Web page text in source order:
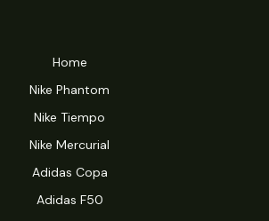
Home
Nike Phantom
Nike Tiempo
Nike Mercurial
Adidas Copa
Adidas F50